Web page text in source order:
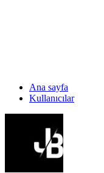
Ana sayfa
Kullanıcılar